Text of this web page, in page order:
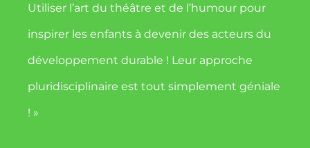
Utiliser l’art du théâtre et de l’humour pour
inspirer les enfants à devenir des acteurs du
développement durable ! Leur approche
pluridisciplinaire est tout simplement géniale
! »